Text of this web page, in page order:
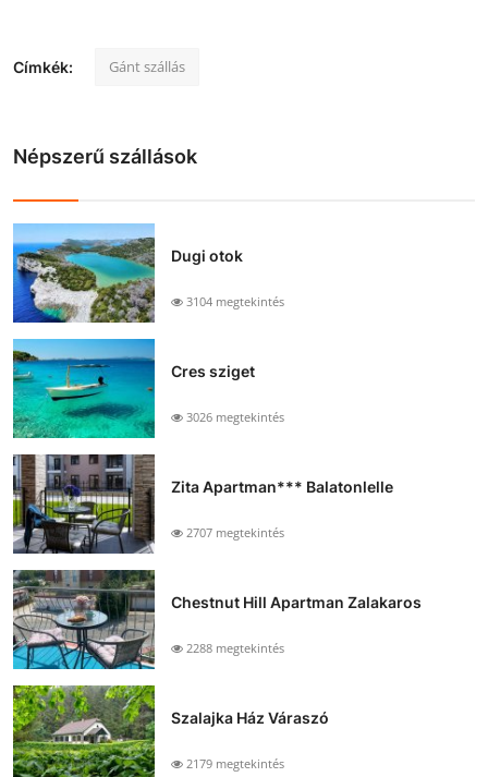
Címkék: Gánt szállás
Népszerű szállások
Dugi otok
3104 megtekintés
Cres sziget
3026 megtekintés
Zita Apartman*** Balatonlelle
2707 megtekintés
Chestnut Hill Apartman Zalakaros
2288 megtekintés
Szalajka Ház Váraszó
2179 megtekintés